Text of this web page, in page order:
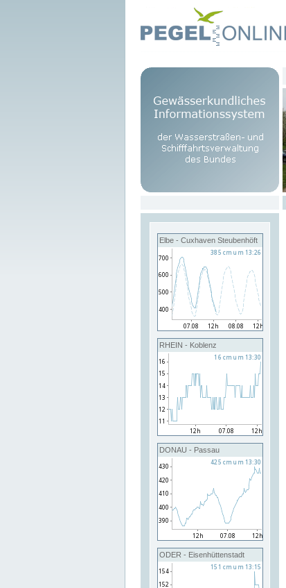
Elbe - Cuxhaven Steubenhöft
RHEIN - Koblenz
DONAU - Passau
ODER - Eisenhüttenstadt